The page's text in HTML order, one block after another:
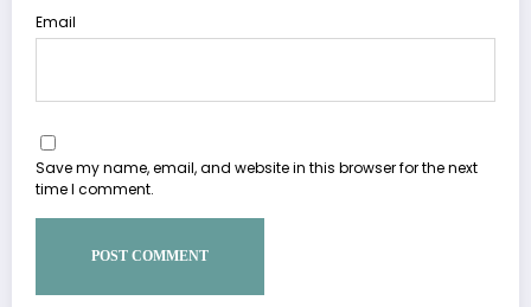
Email
Save my name, email, and website in this browser for the next
time I comment.